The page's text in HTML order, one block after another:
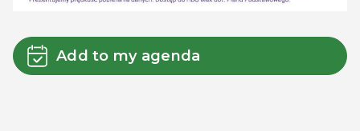
Add to my agenda